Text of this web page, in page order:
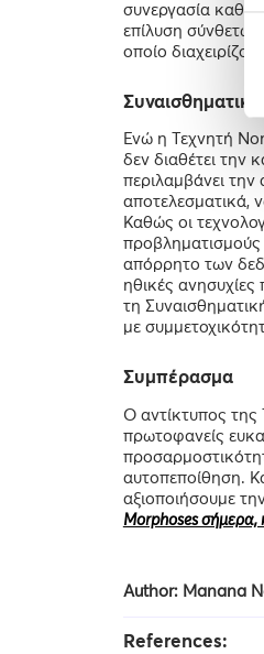
συνεργασία
επίλυση
οποίο
Ενώ η Τεχνητή
δεν διαθέτει την
περιλαμβάνει την
αποτελεσματικά,
Καθώς οι
προβληματισμούς
απόρρητο των
ηθικές
τη
με
Συμπέρασμα
Ο αντίκτυπος
πρωτοφανείς
αυτοπεποίθηση.
αξιοποιήσουμε
Morphoses σήμερα,
Author: Manana
References: